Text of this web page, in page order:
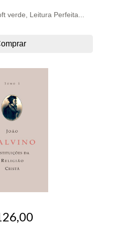
verde, Leitura Perfeita...